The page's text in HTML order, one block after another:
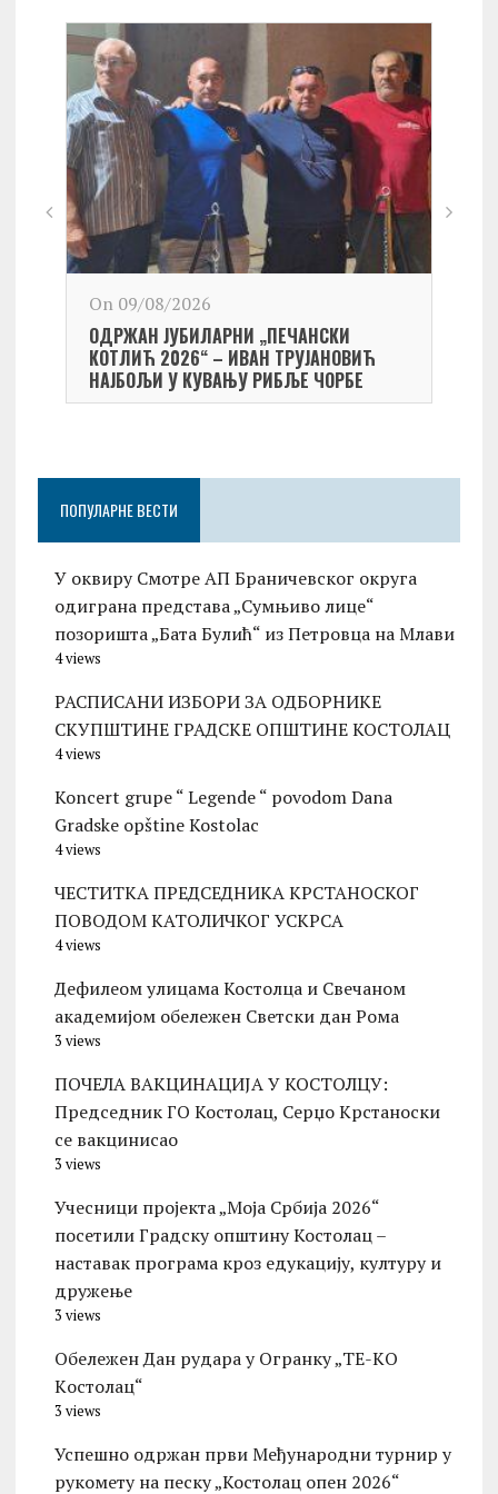
On 09/08/2026
ОДРЖАН ЈУБИЛАРНИ „ПЕЧАНСКИ
КОТЛИЋ 2026“ – ИВАН ТРУЈАНОВИЋ
НАЈБОЉИ У КУВАЊУ РИБЉЕ ЧОРБЕ
ПОПУЛАРНЕ ВЕСТИ
У оквиру Смотре АП Браничевског округа
одиграна представа „Сумњиво лице“
позоришта „Бата Булић“ из Петровца на Млави
4 views
РАСПИСАНИ ИЗБОРИ ЗА ОДБОРНИКЕ
СКУПШТИНЕ ГРАДСКЕ ОПШТИНЕ КОСТОЛАЦ
4 views
Koncert grupe “ Legende “ povodom Dana
Gradske opštine Kostolac
4 views
ЧЕСТИТКА ПРЕДСЕДНИКА КРСТАНОСКОГ
ПОВОДОМ КАТОЛИЧКОГ УСКРСА
4 views
Дефилеом улицама Костолца и Свечаном
академијом обележен Светски дан Рома
3 views
ПОЧЕЛА ВАКЦИНАЦИЈА У КОСТОЛЦУ:
Председник ГО Костолац, Серџо Крстаноски
се вакцинисао
3 views
Учесници пројекта „Моја Србија 2026“
посетили Градску општину Костолац –
наставак програма кроз едукацију, културу и
дружење
3 views
Обележен Дан рудара у Огранку „ТЕ-KО
Kостолац“
3 views
Успешно одржан први Међународни турнир у
рукомету на песку „Костолац опен 2026“